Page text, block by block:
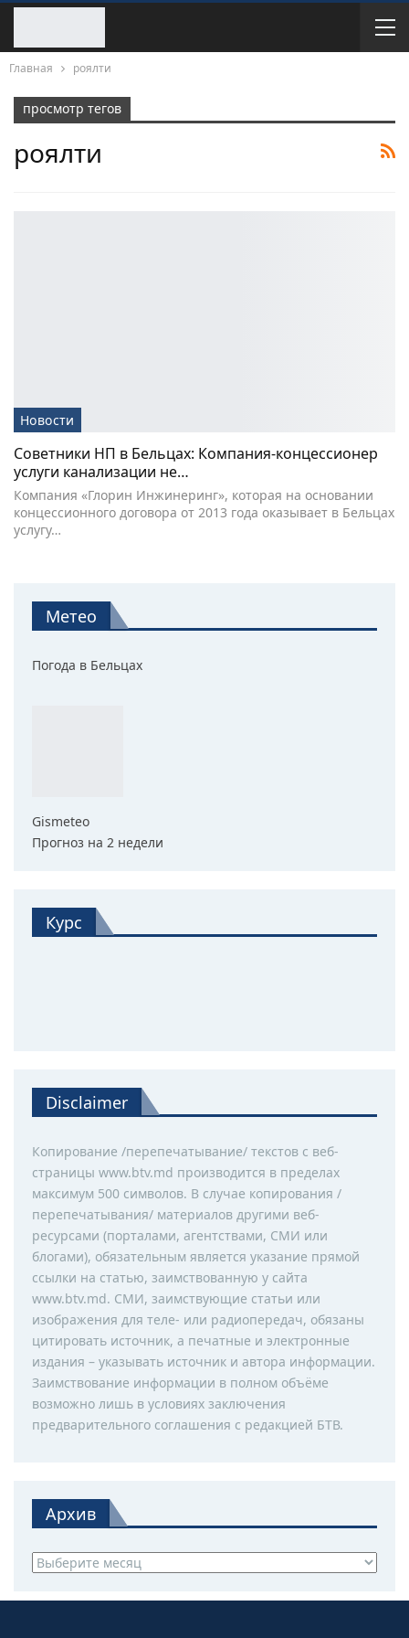
Главная роялти
просмотр тегов
роялти
Новости
Советники НП в Бельцах: Компания-концессионер
услуги канализации не…
Компания «Глорин Инжинеринг», которая на основании
концессионного договора от 2013 года оказывает в Бельцах
услугу…
Метео
Погода в Бельцах
Gismeteo
Прогноз на 2 недели
Курс
Disclaimer
Копирование /перепечатывание/ текстов с веб-
страницы www.btv.md производится в пределах
максимум 500 символов. В случае копирования /
перепечатывания/ материалов другими веб-
ресурсами (порталами, агентствами, СМИ или
блогами), обязательным является указание прямой
ссылки на статью, заимствованную у сайта
www.btv.md. СМИ, заимствующие статьи или
изображения для теле- или радиопередач, обязаны
цитировать источник, а печатные и электронные
издания – указывать источник и автора информации.
Заимствование информации в полном объёме
возможно лишь в условиях заключения
предварительного соглашения с редакцией БТВ.
Архив
Архив